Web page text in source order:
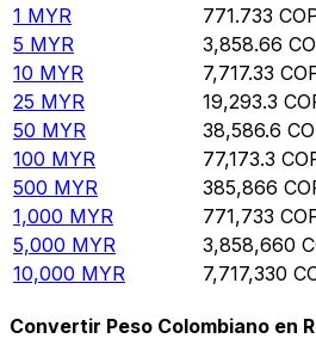
1 MYR 771.733
5 MYR 3,858.66
10 MYR 7,717.33
25 MYR 19,293.3
50 MYR 38,586.6
100 MYR 77,173.3
500 MYR 385,866
1,000 MYR 771,733
5,000 MYR 3,858,660
10,000 MYR 7,717,330
Convertir Peso Colombiano en